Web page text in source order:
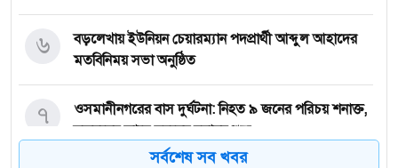
বড়লেখায় ইউনিয়ন চেয়ারম্যান পদপ্রার্থী আব্দুল আহাদের
মতবিনিময় সভা অনুষ্ঠিত
৬
‎ওসমানীনগরের বাস দুর্ঘটনা: নিহত ৯ জনের পরিচয় শনাক্ত,
স্বজনদের কাছে মরদেহ হস্তান্তর শুরু
৭
সর্বশেষ সব খবর